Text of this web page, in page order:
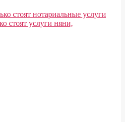
стоят нотариальные услуги
стоят услуги няни,